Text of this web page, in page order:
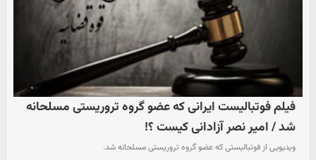
فیلم فوتبالیست ایرانی که عضو گروه تروریستی مسلحانه
شد / امیر نصر آزادانی کیست ؟!
ویدیویی از فوتبالیستی که عضو گروه تروریستی مسلحانه شد.